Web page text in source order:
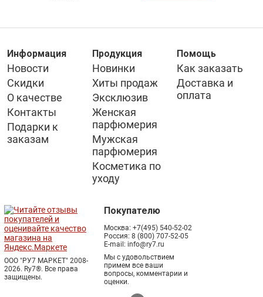
Информация
Новости
Скидки
О качестве
Контакты
Подарки к
заказам
Продукция
Новинки
Хиты продаж
Эксклюзив
Женская
парфюмерия
Мужская
парфюмерия
Косметика по
уходу
Помощь
Как заказать
Доставка и
оплата
ООО "РУ7 МАРКЕТ" 2008-
2026. Ry7®. Все права
защищены.
Покупателю
Москва: +7(495) 540-52-02
Россия: 8 (800) 707-52-05
E-mail: info@ry7.ru
Мы с удовольствием
примем все ваши
вопросы, комментарии и
оценки.